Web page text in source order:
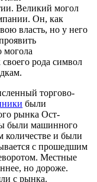
Великий могол
Он, как
власть, но у него
могола
рода символ
торгово-
были
рынка Ост-
были машинного
количестве и были
с прошедшим
Местные
но дороже.
с рынка.